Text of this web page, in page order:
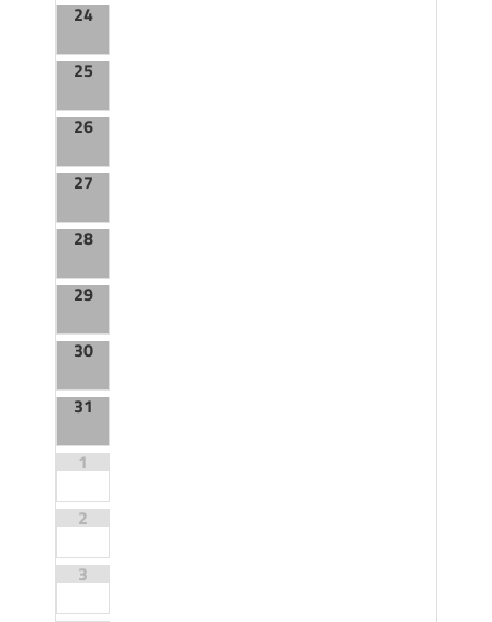
24
25
26
27
28
29
30
31
1
2
3